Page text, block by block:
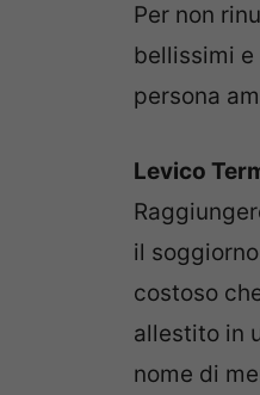
Per non
bellissimi e
persona
Levico
il
costoso
allestito in
nome di